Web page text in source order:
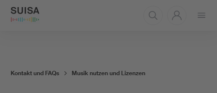
Kontakt und FAQs Musik nutzen und Lizenzen